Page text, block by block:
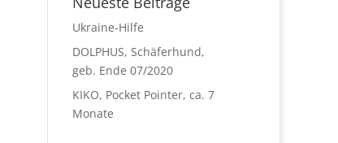
Ukraine-Hilfe
DOLPHUS, Schäferhund,
geb. Ende 07/2020
KIKO, Pocket Pointer, ca. 7
Monate